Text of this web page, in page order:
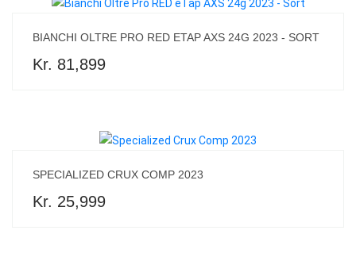
BIANCHI OLTRE PRO RED ETAP AXS 24G 2023 - SORT
Kr. 81,899
SPECIALIZED CRUX COMP 2023
Kr. 25,999